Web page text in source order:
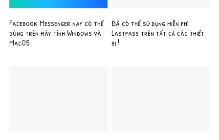
Facebook Messenger nay có thể
dùng trên máy tính Windows và
MacOS
Đã có thể sử dụng miễn phí
Lastpass trên tất cả các thiết
bị !